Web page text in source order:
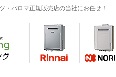
・パロマ正規販売店の当社にお任せ！